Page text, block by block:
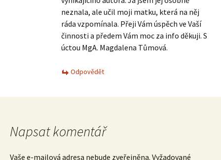
neznala, ale učil moji matku, která na něj
ráda vzpomínala. Přeji Vám úspěch ve Vaší
činnosti a předem Vám moc za info děkuji. S
úctou MgA. Magdalena Tůmová.
Odpovědět
Napsat komentář
Vaše e-mailová adresa nebude zveřejněna. Vyžadované